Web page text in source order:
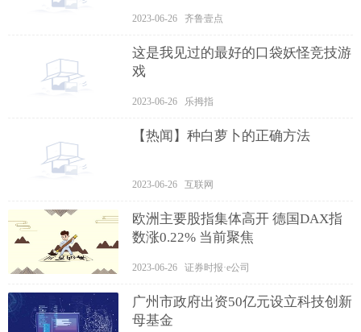
2023-06-26 齐鲁壹点
这是我见过的最好的口袋妖怪竞技游
戏
2023-06-26 乐拇指
【热闻】种白萝卜的正确方法
2023-06-26 互联网
欧洲主要股指集体高开 德国DAX指
数涨0.22% 当前聚焦
2023-06-26 证券时报·e公司
广州市政府出资50亿元设立科技创新
母基金